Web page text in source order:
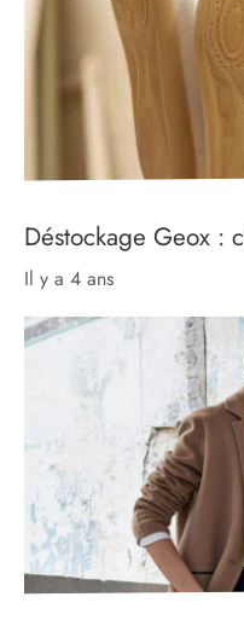
Déstockage Geox :
il y a 4 ans